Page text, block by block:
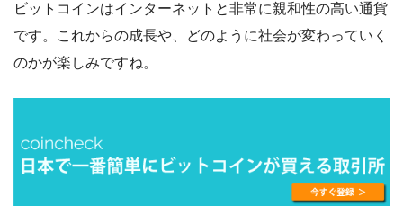
ビットコインはインターネットと非常に親和性の高い通貨
です。これからの成長や、どのように社会が変わっていく
のかが楽しみですね。